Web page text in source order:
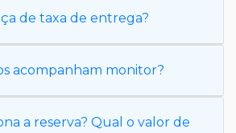
de taxa de entrega?
acompanham monitor?
a reserva? Qual o valor de